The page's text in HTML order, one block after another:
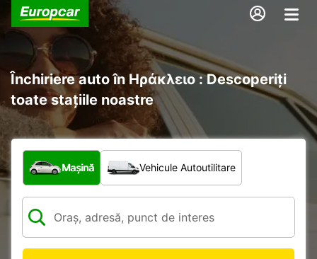
Închiriere auto în Ηράκλειο : Descoperiți
toate stațiile noastre
Ce tip de vehicul?
Mașină Vehicule Autoutilitare